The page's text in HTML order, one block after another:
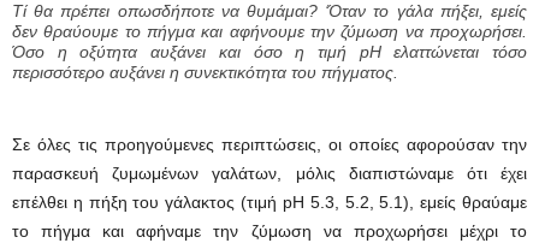
Τί θα πρέπει οπωσδήποτε να θυμάμαι? ‘Όταν το γάλα πήξει, εμείς
δεν θραύουμε το πήγμα και αφήνουμε την ζύμωση να προχωρήσει.
Όσο η οξύτητα αυξάνει και όσο η τιμή pH ελαττώνεται τόσο
περισσότερο αυξάνει η συνεκτικότητα του πήγματος.
Σε όλες τις προηγούμενες περιπτώσεις, οι οποίες αφορούσαν την
παρασκευή ζυμωμένων γαλάτων, μόλις διαπιστώναμε ότι έχει
επέλθει η πήξη του γάλακτος (τιμή pH 5.3, 5.2, 5.1), εμείς θραύαμε
το πήγμα και αφήναμε την ζύμωση να προχωρήσει μέχρι το